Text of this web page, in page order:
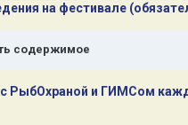
на фестивале
содержимое
РыбОхраной и ГИМСом